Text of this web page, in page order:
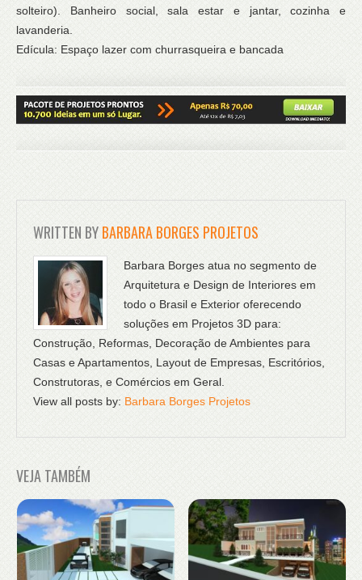
solteiro). Banheiro social, sala estar e jantar, cozinha e
lavanderia.
Edícula: Espaço lazer com churrasqueira e bancada
WRITTEN BYBARBARA BORGES PROJETOS
Barbara Borges atua no segmento de
Arquitetura e Design de Interiores em
todo o Brasil e Exterior oferecendo
soluções em Projetos 3D para:
Construção, Reformas, Decoração de Ambientes para
Casas e Apartamentos, Layout de Empresas, Escritórios,
Construtoras, e Comércios em Geral.
View all posts by: Barbara Borges Projetos
VEJA TAMBÉM